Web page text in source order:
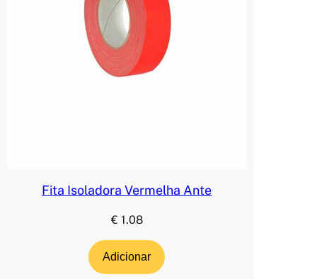
Fita Isoladora Vermelha Ante
€ 1.08
Adicionar